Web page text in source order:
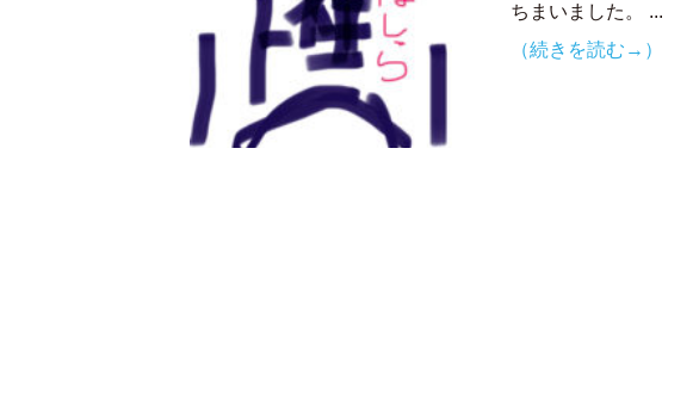
ちまいました。 ...
（続きを読む→）